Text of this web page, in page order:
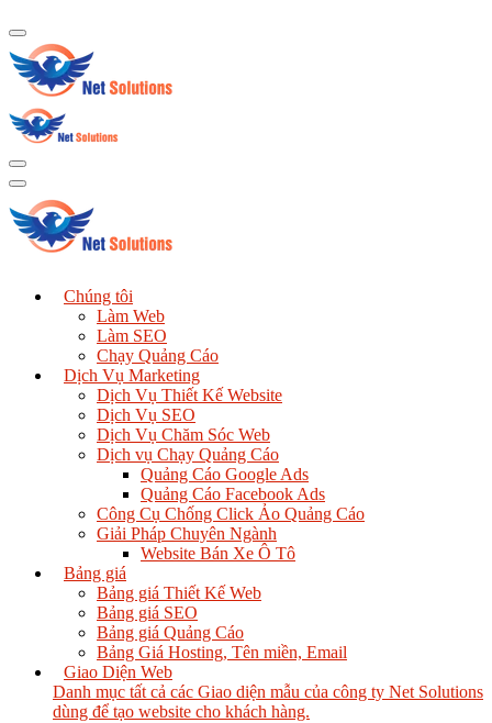
Chúng tôi
Làm Web
Làm SEO
Chạy Quảng Cáo
Dịch Vụ Marketing
Dịch Vụ Thiết Kế Website
Dịch Vụ SEO
Dịch Vụ Chăm Sóc Web
Dịch vụ Chạy Quảng Cáo
Quảng Cáo Google Ads
Quảng Cáo Facebook Ads
Công Cụ Chống Click Ảo Quảng Cáo
Giải Pháp Chuyên Ngành
Website Bán Xe Ô Tô
Bảng giá
Bảng giá Thiết Kế Web
Bảng giá SEO
Bảng giá Quảng Cáo
Bảng Giá Hosting, Tên miền, Email
Giao Diện Web
Danh mục tất cả các Giao diện mẫu của công ty Net Solutions
dùng để tạo website cho khách hàng.